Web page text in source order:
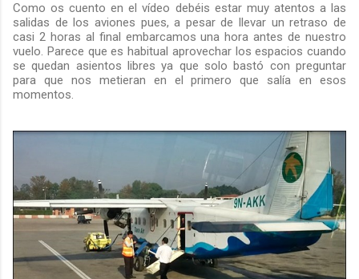
Como os cuento en el vídeo debéis estar muy atentos a las
salidas de los aviones pues, a pesar de llevar un retraso de
casi 2 horas al final embarcamos una hora antes de nuestro
vuelo. Parece que es habitual aprovechar los espacios cuando
se quedan asientos libres ya que solo bastó con preguntar
para que nos metieran en el primero que salía en esos
momentos.